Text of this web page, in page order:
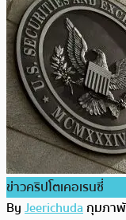
ข่าวคริปโตเคอเรนซี่
ByJeerichudaกุมภา